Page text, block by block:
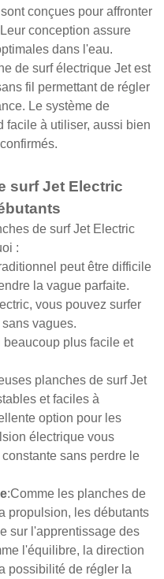
conçues pour affronter
conception assure
dans l'eau.
de surf électrique Jet est
fil permettant de régler
Le système de
facile à utiliser, aussi bien
surf Jet Electric
de surf Jet Electric
:
peut être difficile
la vague parfaite.
vous pouvez surfer
vagues.
beaucoup plus facile et
planches de surf Jet
et faciles à
option pour les
électrique vous
sans perdre le
:Comme les planches de
propulsion, les débutants
sur l'apprentissage des
l'équilibre, la direction
possibilité de régler la